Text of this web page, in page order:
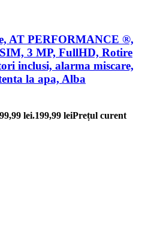
AT PERFORMANCE ®,
3 MP, FullHD, Rotire
inclusi, alarma miscare,
la apa, Alba
lei.199,99 leiPrețul curent